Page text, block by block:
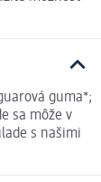
guma*;
sa môže v
s našimi